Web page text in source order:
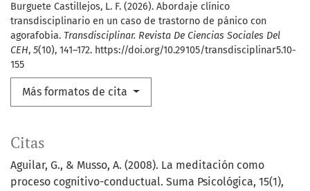
Burguete Castillejos, L. F. (2026). Abordaje clínico
transdisciplinario en un caso de trastorno de pánico con
agorafobia. Transdisciplinar. Revista De Ciencias Sociales Del
CEH, 5(10), 141–172. https://doi.org/10.29105/transdisciplinar5.10-
155
Más formatos de cita
Citas
Aguilar, G., & Musso, A. (2008). La meditación como
proceso cognitivo-conductual. Suma Psicológica, 15(1),